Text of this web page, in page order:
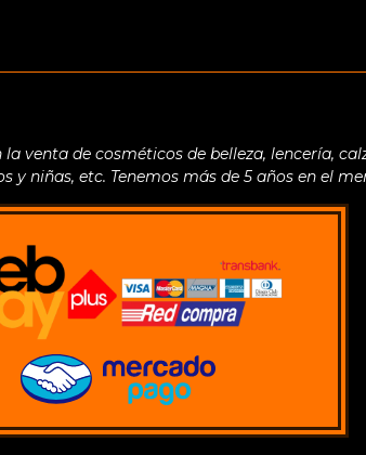
venta de cosméticos de belleza, lencería,
y niñas, etc. Tenemos más de 5 años en el